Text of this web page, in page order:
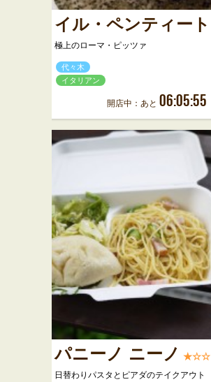
イル・ペンティート
極上のローマ・ピッツァ
代々木
イタリアン
開店中：あと 06:05:55
パニーノ ニーノ ★☆☆
日替わりパスタとピアダのテイクアウト